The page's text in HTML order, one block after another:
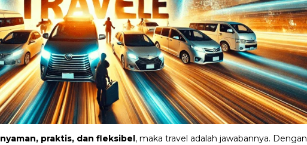
nyaman, praktis, dan fleksibel, maka travel adalah jawabannya. Dengan